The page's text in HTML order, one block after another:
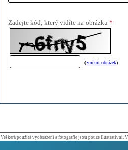
Veškerá použitá vyobrazení a fotografie jsou pouze ilustrativní.